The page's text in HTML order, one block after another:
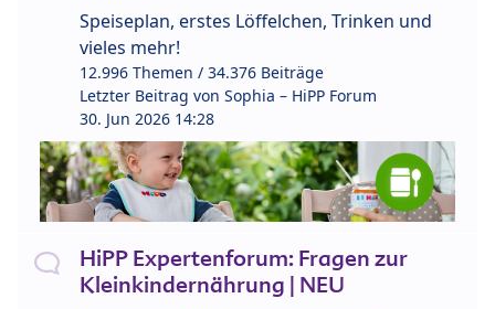
Speiseplan, erstes Löffelchen, Trinken und
vieles mehr!
12.996 Themen / 34.376 Beiträge
Letzter Beitrag von Sophia – HiPP Forum
30. Jun 2026 14:28
HiPP Expertenforum: Fragen zur
Kleinkindernährung | NEU